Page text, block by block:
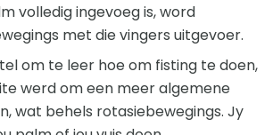
volledig ingevoeg is, word
met die vingers uitgevoer.
om te leer hoe om fisting te doen,
werd om een ​​meer algemene
wat behels rotasiebewegings. Jy